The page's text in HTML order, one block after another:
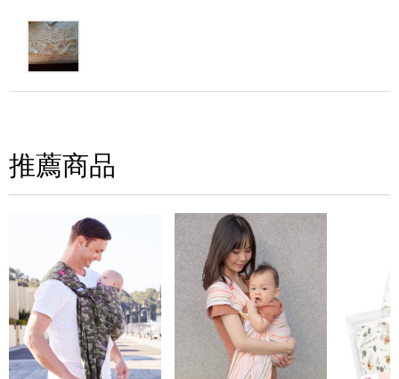
推薦商品